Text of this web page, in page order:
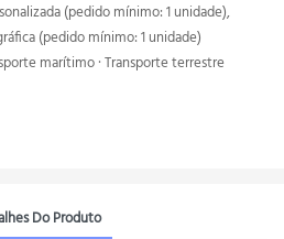
(pedido mínimo: 1 unidade),
(pedido mínimo: 1 unidade)
marítimo · Transporte terrestre
Do Produto